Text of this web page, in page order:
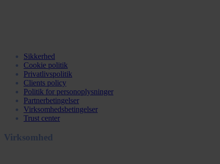
Sikkerhed
Cookie politik
Privatlivspolitik
Clients policy
Politik for personoplysninger
Partnerbetingelser
Virksomhedsbetingelser
Trust center
Virksomhed